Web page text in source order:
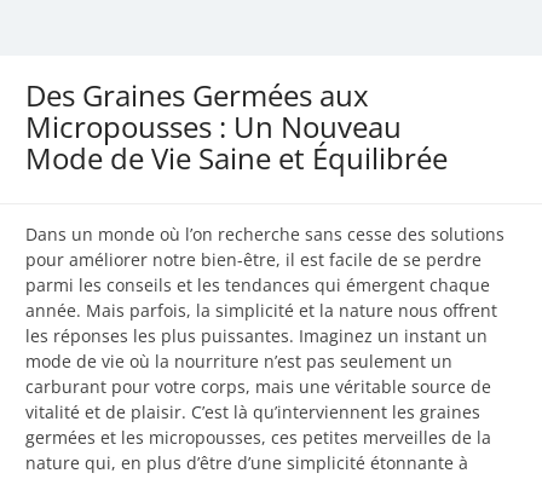
Des Graines Germées aux
Micropousses : Un Nouveau
Mode de Vie Saine et Équilibrée
Dans un monde où l’on recherche sans cesse des solutions
pour améliorer notre bien-être, il est facile de se perdre
parmi les conseils et les tendances qui émergent chaque
année. Mais parfois, la simplicité et la nature nous offrent
les réponses les plus puissantes. Imaginez un instant un
mode de vie où la nourriture n’est pas seulement un
carburant pour votre corps, mais une véritable source de
vitalité et de plaisir. C’est là qu’interviennent les graines
germées et les micropousses, ces petites merveilles de la
nature qui, en plus d’être d’une simplicité étonnante à